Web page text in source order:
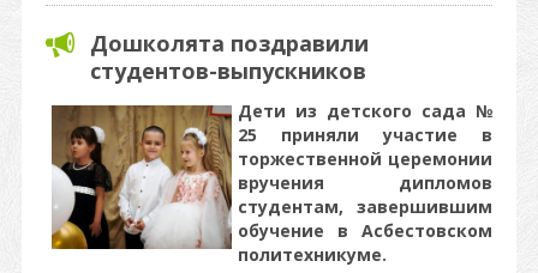
Дошколята поздравили
студентов-выпускников
Дети из детского сада №
25 приняли участие в
торжественной церемонии
вручения дипломов
студентам, завершившим
обучение в Асбестовском
политехникуме.